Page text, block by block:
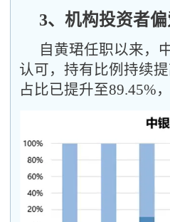
3、机构投资者
自黄珺任职以来，
认可，持有比例持续
占比已提升至89.45%